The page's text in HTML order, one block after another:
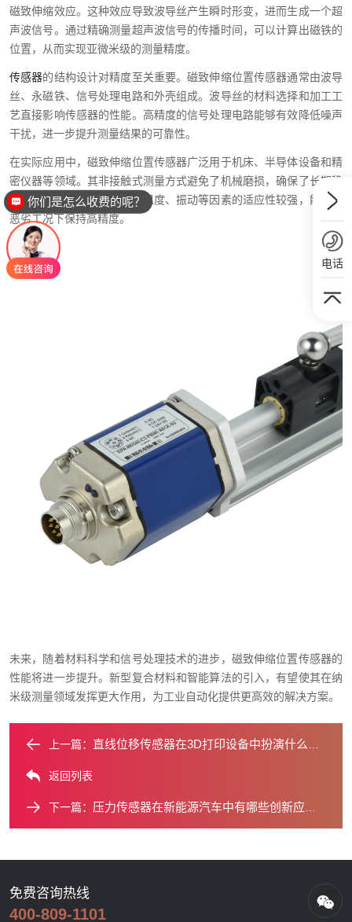
磁致伸缩效应。这种效应导致波导丝产生瞬时形变，进而生成一个超
声波信号。通过精确测量超声波信号的传播时间，可以计算出磁铁的
位置，从而实现亚微米级的测量精度。
传感器的结构设计对精度至关重要。磁致伸缩位置传感器通常由波导
丝、永磁铁、信号处理电路和外壳组成。波导丝的材料选择和加工工
艺直接影响传感器的性能。高精度的信号处理电路能够有效降低噪声
干扰，进一步提升测量结果的可靠性。
在实际应用中，磁致伸缩位置传感器广泛用于机床、半导体设备和精
密仪器等领域。其非接触式测量方式避免了机械磨损，确保了长期稳
定性。同时，传感器对环境温度、振动等因素的适应性较强，能够在
恶劣工况下保持高精度。
未来，随着材料科学和信号处理技术的进步，磁致伸缩位置传感器的
性能将进一步提升。新型复合材料和智能算法的引入，有望使其在纳
米级测量领域发挥更大作用，为工业自动化提供更高效的解决方案。
上一篇： 直线位移传感器在3D打印设备中扮演什么角色？
返回列表
下一篇： 压力传感器在新能源汽车中有哪些创新应用？
免费咨询热线
400-809-1101
电话
你们是怎么收费的呢？